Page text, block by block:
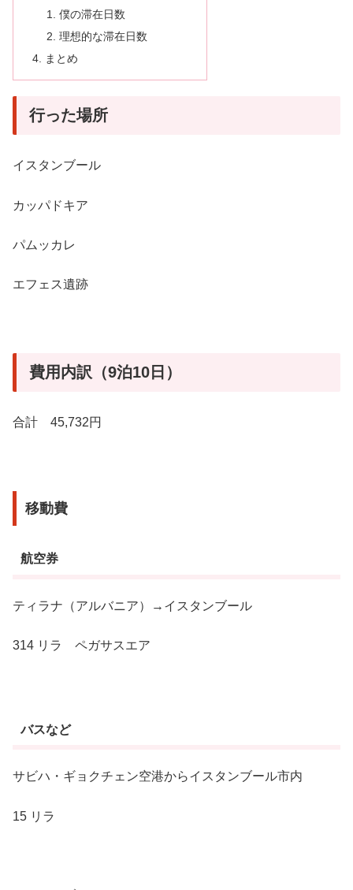
僕の滞在日数
理想的な滞在日数
まとめ
行った場所
イスタンブール
カッパドキア
パムッカレ
エフェス遺跡
費用内訳（9泊10日）
合計 45,732円
移動費
航空券
ティラナ（アルバニア）→イスタンブール
314 リラ ペガサスエア
バスなど
サビハ・ギョクチェン空港からイスタンブール市内
15 リラ